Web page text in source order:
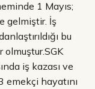
1 Mayıs;
gelmiştir. İş
bu
olmuştur.SGK
iş kazası ve
emekçi hayatını